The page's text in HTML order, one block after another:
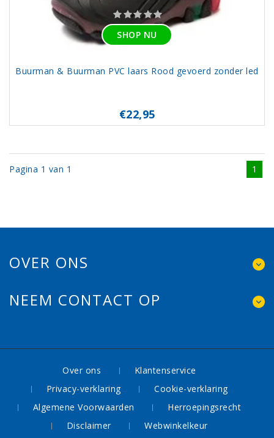
SHOP NU
Buurman & Buurman PVC laars Rood gevoerd zonder led
€22,95
Pagina 1 van 1 1
OVER ONS
NEEM CONTACT OP
Over ons
Klantenservice
Privacy-verklaring
Cookie-verklaring
Algemene Voorwaarden
Herroepingsrecht
Disclaimer
Webwinkelkeur